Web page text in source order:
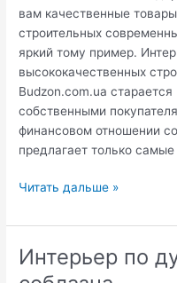
вам качественные
строительных
яркий тому пример.
высококачественных
Budzon.com.ua
собственными
финансовом отношении
предлагает только самые
Интернет
магазин
современных
качественных
Читать дальше »
Интерьер по